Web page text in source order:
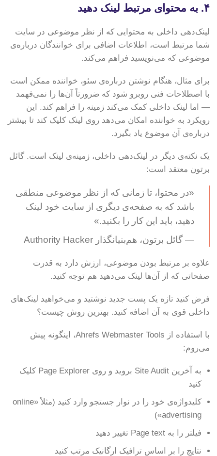
۴. به محتوای مرتبط لینک دهید
لینک‌دهی داخلی به محتوایی که از نظر موضوعی در سایت
شما مرتبط است، اطلاعات اضافی برای خوانندگان درباره‌ی
موضوعی که می‌نویسید فراهم می‌کند.
برای مثال، هنگام نوشتن درباره‌ی سئو، خواننده ممکن است
با اصطلاحات فنی روبرو شود که ضرورتاً آن‌ها را نمی‌فهمد
— اما لینک داخلی کمک می‌کند زمینه را فراهم کند. این
رویکرد به خواننده امکان می‌دهد روی لینک کلیک کند تا بیشتر
درباره‌ی آن موضوع یاد بگیرد.
یک نکته‌ی دیگر در لینک‌دهی داخلی، زمینه‌ی لینک است. گائل
برتون معتقد است:
«در محتوا، تا زمانی که از نظر موضوعی منطقی
باشد که به صفحه‌ی دیگری از سایت خود لینک
دهید، باید این کار را بکنید.»
— گائل برتون، هم‌بنیانگذار Authority Hacker
علاوه بر مرتبط بودن موضوعی، ارزش دارد به قدرت
صفحاتی که از آن‌ها لینک می‌دهید هم توجه کنید.
فرض کنید تازه یک پست جدید نوشتید و می‌خواهید لینک‌های
داخلی قوی به آن اضافه کنید. بهترین روش چیست؟
با استفاده از Ahrefs Webmaster Tools، اینگونه پیش
می‌روم:
به آخرین Site Audit بروید و روی Page Explorer کلیک
کنید
کلیدواژه‌ی خود را در نوار جستجو وارد کنید (مثلاً «online
advertising»)
فیلتر را به Page text تغییر دهید
نتایج را بر اساس ترافیک ارگانیک مرتب کنید